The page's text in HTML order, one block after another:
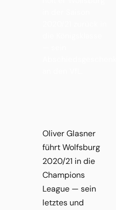
Oliver Glasner
führt Wolfsburg
2020/21 in die
Champions
League — sein
letztes und